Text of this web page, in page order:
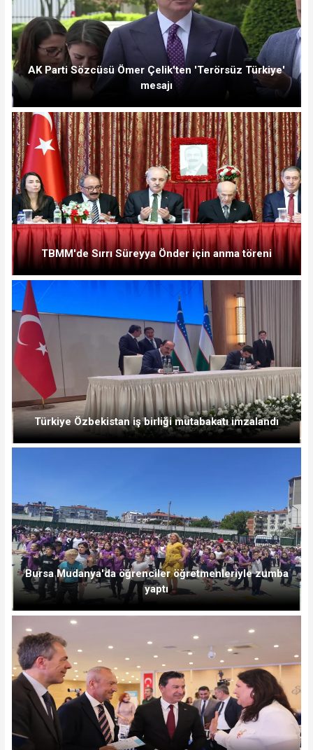
AK Parti Sözcüsü Ömer Çelik'ten 'Terörsüz Türkiye'
mesajı
TBMM'de Sırrı Süreyya Önder için anma töreni
Türkiye Özbekistan iş birliği mutabakatı imzalandı
Bursa Mudanya'da öğrenciler öğretmenleriyle zumba
yaptı